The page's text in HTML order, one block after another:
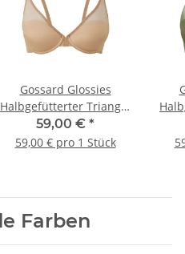
Gossard Glossies
Halbgefütterter Triangel
BH Nude
59,00 € *
59,00 € pro 1 Stück
Farben